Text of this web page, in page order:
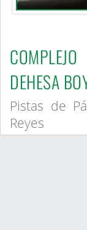
DEHESA
Pistas de
Reyes